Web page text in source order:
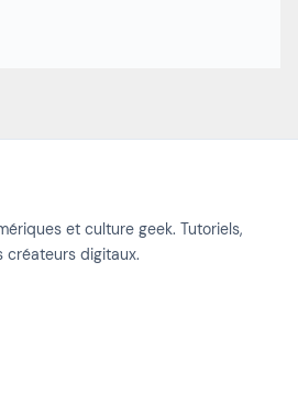
et culture geek. Tutoriels,
créateurs digitaux.